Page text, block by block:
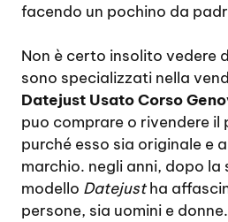
facendo un pochino da
Non è certo insolito vedere
sono specializzati nella
Datejust Usato Corso
puo comprare o rivendere
purché esso sia originale e
marchio. negli anni, dopo la
modello Datejustha
persone, sia uomini e donne.